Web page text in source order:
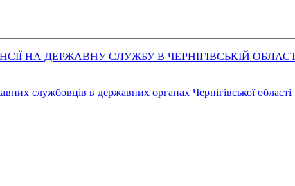
НА ДЕРЖАВНУ СЛУЖБУ В ЧЕРНІГІВСЬКІЙ
службовців в державних органах Чернігівської області